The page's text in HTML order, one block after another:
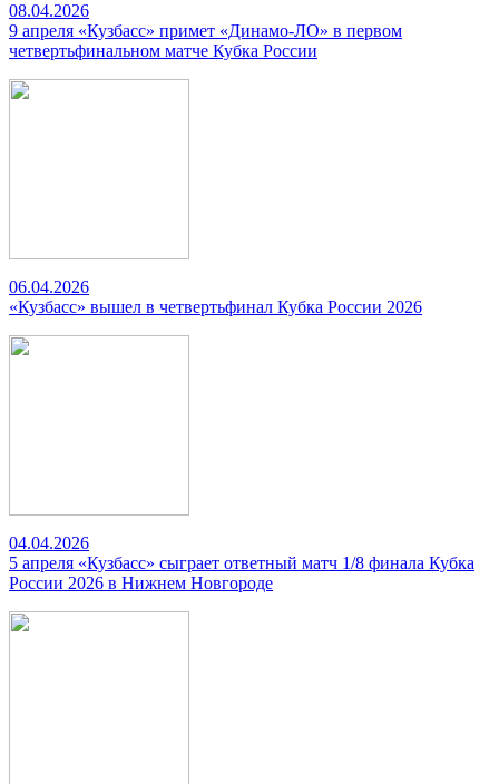
08.04.2026
9 апреля «Кузбасс» примет «Динамо-ЛО» в первом
четвертьфинальном матче Кубка России
06.04.2026
«Кузбасс» вышел в четвертьфинал Кубка России 2026
04.04.2026
5 апреля «Кузбасс» сыграет ответный матч 1/8 финала Кубка
России 2026 в Нижнем Новгороде